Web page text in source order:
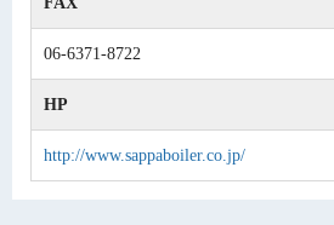
06-6371-8722
HP
http://www.sappaboiler.co.jp/